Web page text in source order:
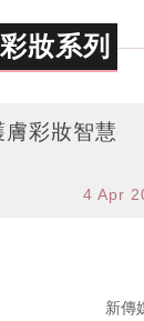
妝系列
彩妝智慧
4 Apr
新傳